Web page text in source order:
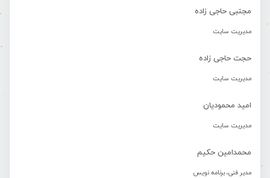
مجتبی حاجی زاده
مدیریت سایت
حجت حاجی زاده
مدیریت سایت
امید محمودیان
مدیریت سایت
محمدامین حکیم
مدیر فنی، برنامه نویس